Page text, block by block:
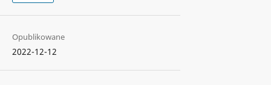
Opublikowane
2022-12-12